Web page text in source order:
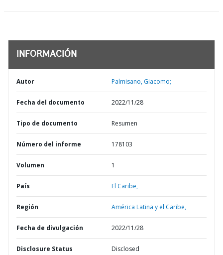
INFORMACIÓN
Autor Palmisano, Giacomo;
Fecha del documento 2022/11/28
Tipo de documento Resumen
Número del informe 178103
Volumen 1
País El Caribe,
Región América Latina y el Caribe,
Fecha de divulgación 2022/11/28
Disclosure Status Disclosed